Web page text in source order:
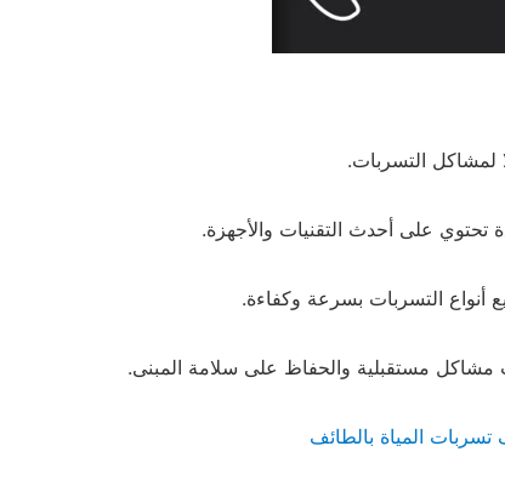
لمشاكل التسربات.
تحتوي على أحدث التقنيات والأجهزة.
التسربات بسرعة وكفاءة.
مستقبلية والحفاظ على سلامة المبنى.
المياة بالطائف